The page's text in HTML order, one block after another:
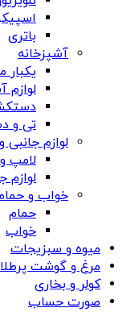
باتری
آشپزخانه
لوازم
تی و
لوازم جانبی
لامپ
لوازم
خواب و
حمام
خواب
میوه و سبزیجات
مرغ و گوشت پرطلا
کولر و بخاری
صورت حساب